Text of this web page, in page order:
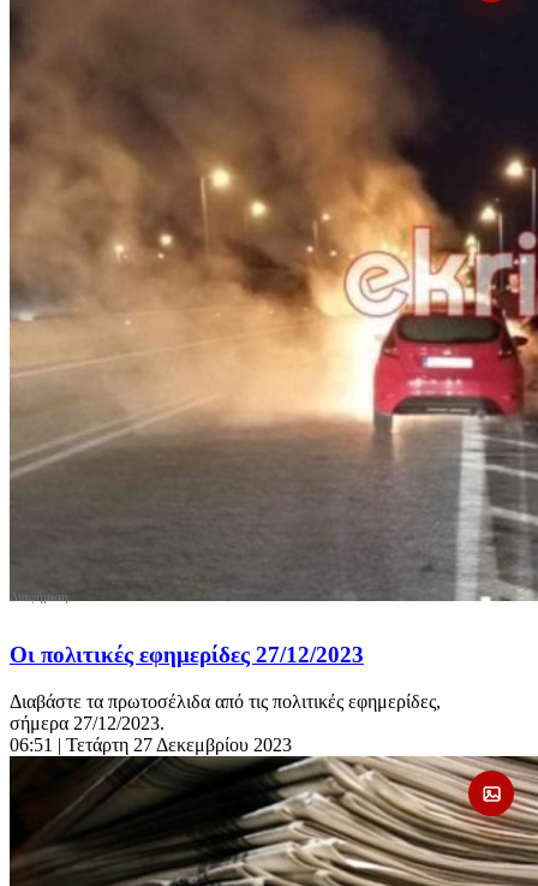
Οι πολιτικές εφημερίδες 27/12/2023
Διαβάστε τα πρωτοσέλιδα από τις πολιτικές εφημερίδες,
σήμερα 27/12/2023.
06:51 | Τετάρτη 27 Δεκεμβρίου 2023